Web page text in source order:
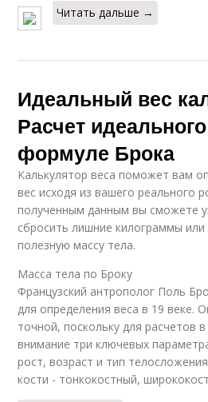
Читать дальше →
Идеальный вес
Расчет
формуле Брока
Калькулятор веса поможет вам
вес исходя из вашего реального
полученным данным вы сможете
сбросить лишние килограммы
полезную массу тела.
Масса тела по Броку
Французский антрополог Поль
для определения веса в 19 веке.
точной, поскольку для расчетов
внимание три ключевых
рост, возраст и тип
кости - тонкокостный,